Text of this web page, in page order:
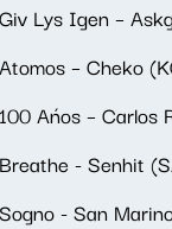
Giv Lys Igen –
Atomos – Cheko
100 Ańos – Carlos
Breathe - Senhit
Sogno - San